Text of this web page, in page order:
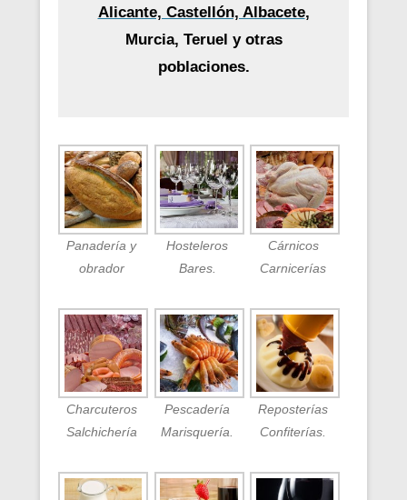
Alicante, Castellón, Albacete,
Murcia, Teruel y otras
poblaciones.
Panadería y
obrador
Hosteleros
Bares.
Cárnicos
Carnicerías
Charcuteros
Salchichería
Pescadería
Marisquería.
Reposterías
Confiterías.